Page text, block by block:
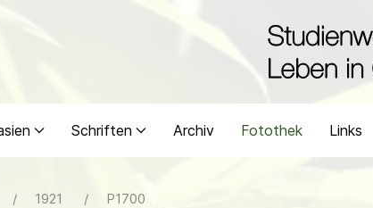
Schriften Archiv Fotothek Links
1921 P1700